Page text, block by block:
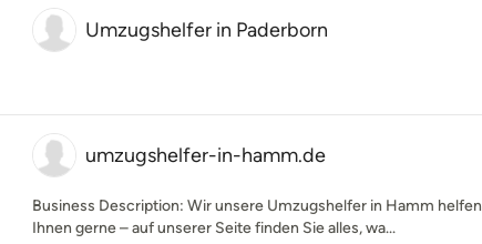
Umzugshelfer in Paderborn
umzugshelfer-in-hamm.de
Business Description: Wir unsere Umzugshelfer in Hamm helfen
Ihnen gerne – auf unserer Seite finden Sie alles, wa...